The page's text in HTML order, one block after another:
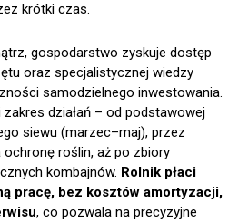
krótki czas.
gospodarstwo zyskuje dostęp
oraz specjalistycznej wiedzy
samodzielnego inwestowania.
zakres działań – od podstawowej
siewu (marzec–maj), przez
ochronę roślin, aż po zbiory
kombajnów. Rolnik płaci
pracę, bez kosztów amortyzacji,
, co pozwala na precyzyjne